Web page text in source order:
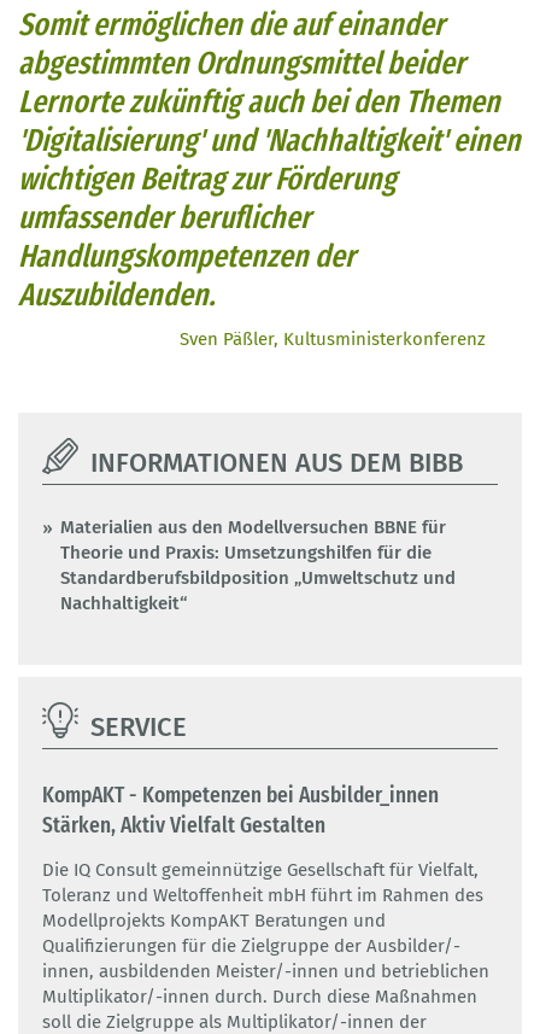
Somit ermöglichen die auf einander
abgestimmten Ordnungsmittel beider
Lernorte zukünftig auch bei den Themen
'Digitalisierung' und 'Nachhaltigkeit' einen
wichtigen Beitrag zur Förderung
umfassender beruflicher
Handlungskompetenzen der
Auszubildenden.
Sven Päßler, Kultusministerkonferenz
INFORMATIONEN AUS DEM BIBB
Materialien aus den Modellversuchen BBNE für
Theorie und Praxis: Umsetzungshilfen für die
Standardberufsbildposition „Umweltschutz und
Nachhaltigkeit“
SERVICE
KompAKT - Kompetenzen bei Ausbilder_innen
Stärken, Aktiv Vielfalt Gestalten
Die IQ Consult gemeinnützige Gesellschaft für Vielfalt,
Toleranz und Weltoffenheit mbH führt im Rahmen des
Modellprojekts KompAKT Beratungen und
Qualifizierungen für die Zielgruppe der Ausbilder/-
innen, ausbildenden Meister/-innen und betrieblichen
Multiplikator/-innen durch. Durch diese Maßnahmen
soll die Zielgruppe als Multiplikator/-innen der